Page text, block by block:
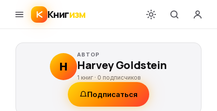
Книгизм
H
АВТОР
Harvey Goldstein
1 книг ·0 подписчиков
Подписаться